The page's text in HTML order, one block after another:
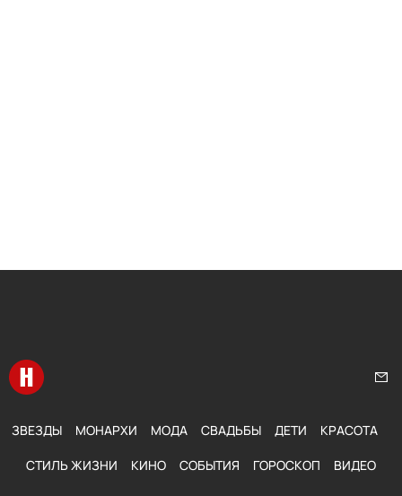
Перейти на главную
ЗВЕЗДЫ МОНАРХИ МОДА СВАДЬБЫ ДЕТИ КРАСОТА
СТИЛЬ ЖИЗНИ КИНО СОБЫТИЯ ГОРОСКОП ВИДЕО